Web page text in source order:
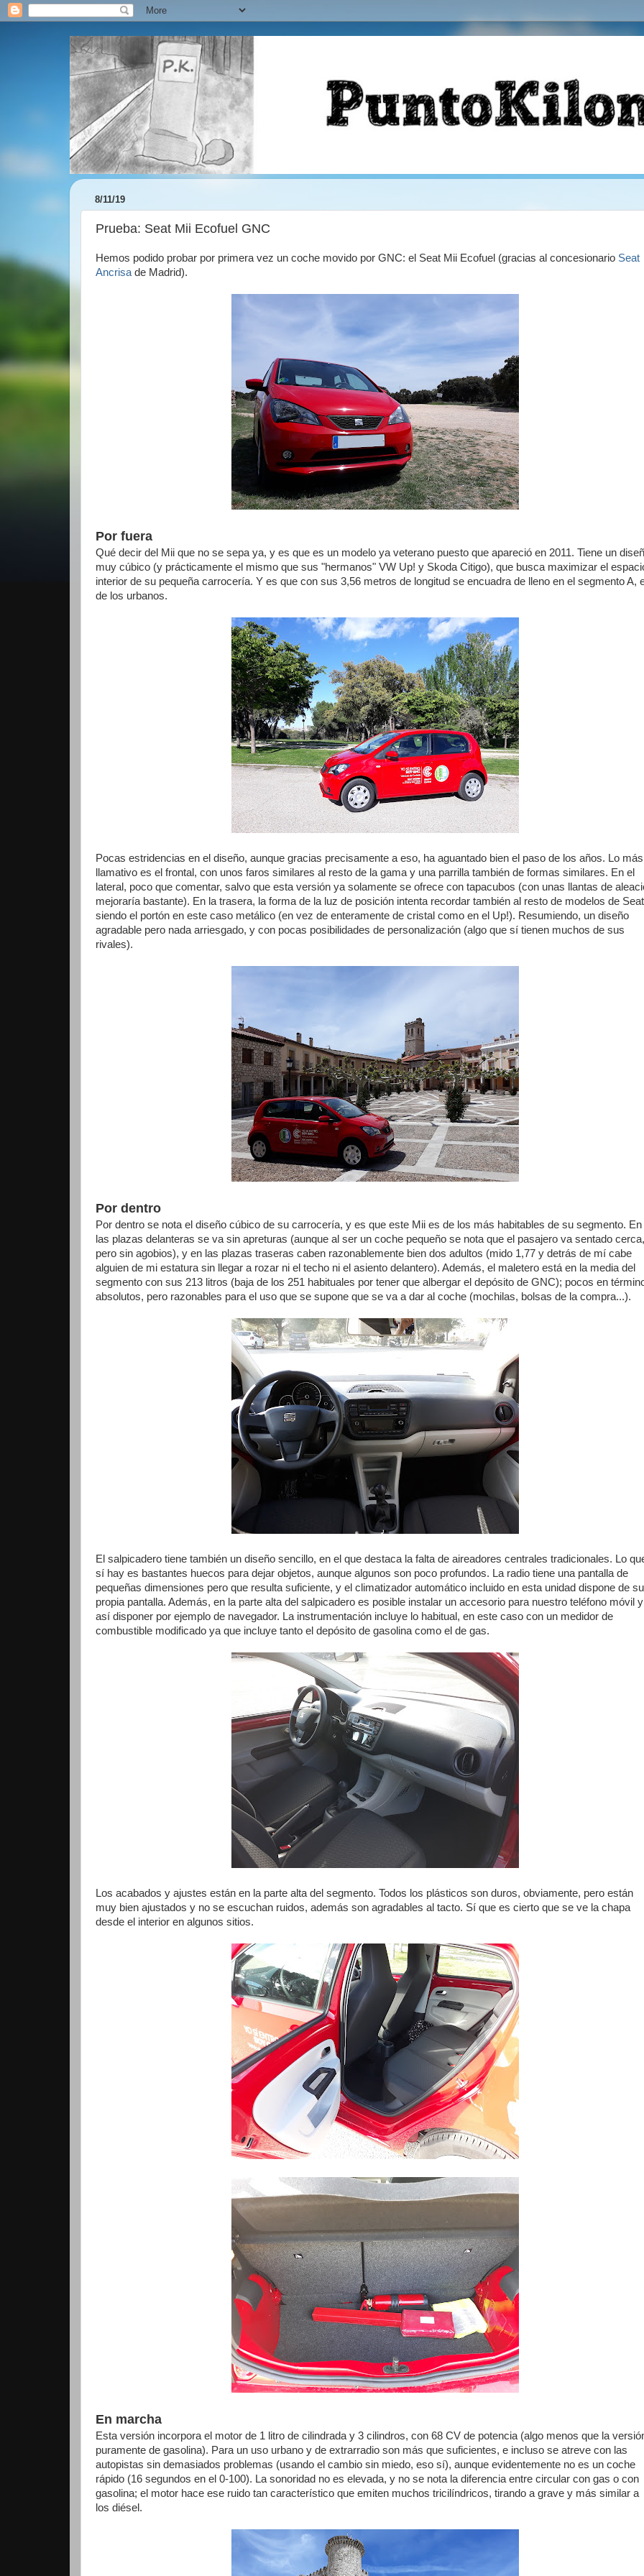
8/11/19
Prueba: Seat Mii Ecofuel GNC
Hemos podido probar por primera vez un coche movido por GNC: el Seat Mii Ecofuel (gracias al concesionario Seat
Ancrisa de Madrid).
Por fuera
Qué decir del Mii que no se sepa ya, y es que es un modelo ya veterano puesto que apareció en 2011. Tiene un
muy cúbico (y prácticamente el mismo que sus "hermanos" VW Up! y Skoda Citigo), que busca maximizar el
interior de su pequeña carrocería. Y es que con sus 3,56 metros de longitud se encuadra de lleno en el segmento A,
de los urbanos.
Pocas estridencias en el diseño, aunque gracias precisamente a eso, ha aguantado bien el paso de los años. Lo más
llamativo es el frontal, con unos faros similares al resto de la gama y una parrilla también de formas similares. En el
lateral, poco que comentar, salvo que esta versión ya solamente se ofrece con tapacubos (con unas llantas de
mejoraría bastante). En la trasera, la forma de la luz de posición intenta recordar también al resto de modelos de
siendo el portón en este caso metálico (en vez de enteramente de cristal como en el Up!). Resumiendo, un diseño
agradable pero nada arriesgado, y con pocas posibilidades de personalización (algo que sí tienen muchos de sus
rivales).
Por dentro
Por dentro se nota el diseño cúbico de su carrocería, y es que este Mii es de los más habitables de su segmento. En
las plazas delanteras se va sin apreturas (aunque al ser un coche pequeño se nota que el pasajero va sentado cerca,
pero sin agobios), y en las plazas traseras caben razonablemente bien dos adultos (mido 1,77 y detrás de mí cabe
alguien de mi estatura sin llegar a rozar ni el techo ni el asiento delantero). Además, el maletero está en la media del
segmento con sus 213 litros (baja de los 251 habituales por tener que albergar el depósito de GNC); pocos en
absolutos, pero razonables para el uso que se supone que se va a dar al coche (mochilas, bolsas de la compra...).
El salpicadero tiene también un diseño sencillo, en el que destaca la falta de aireadores centrales tradicionales. Lo
sí hay es bastantes huecos para dejar objetos, aunque algunos son poco profundos. La radio tiene una pantalla de
pequeñas dimensiones pero que resulta suficiente, y el climatizador automático incluido en esta unidad dispone de su
propia pantalla. Además, en la parte alta del salpicadero es posible instalar un accesorio para nuestro teléfono móvil y
así disponer por ejemplo de navegador. La instrumentación incluye lo habitual, en este caso con un medidor de
combustible modificado ya que incluye tanto el depósito de gasolina como el de gas.
Los acabados y ajustes están en la parte alta del segmento. Todos los plásticos son duros, obviamente, pero están
muy bien ajustados y no se escuchan ruidos, además son agradables al tacto. Sí que es cierto que se ve la chapa
desde el interior en algunos sitios.
En marcha
Esta versión incorpora el motor de 1 litro de cilindrada y 3 cilindros, con 68 CV de potencia (algo menos que la
puramente de gasolina). Para un uso urbano y de extrarradio son más que suficientes, e incluso se atreve con las
autopistas sin demasiados problemas (usando el cambio sin miedo, eso sí), aunque evidentemente no es un coche
rápido (16 segundos en el 0-100). La sonoridad no es elevada, y no se nota la diferencia entre circular con gas o con
gasolina; el motor hace ese ruido tan característico que emiten muchos tricilíndricos, tirando a grave y más similar a
los diésel.